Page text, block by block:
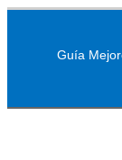
Guía